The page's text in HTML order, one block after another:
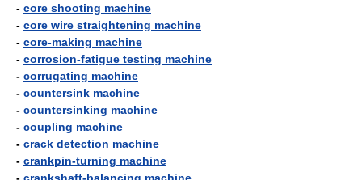
- core shooting machine
- core wire straightening machine
- core-making machine
- corrosion-fatigue testing machine
- corrugating machine
- countersink machine
- countersinking machine
- coupling machine
- crack detection machine
- crankpin-turning machine